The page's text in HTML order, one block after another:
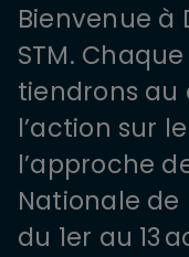
Bienvenue à
STM.
tiendrons
l’action sur
l’approche
Nationale
du 1er au 13